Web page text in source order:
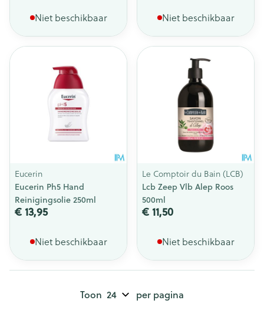
Niet beschikbaar Niet beschikbaar
Eucerin
Eucerin Ph5 Hand
Reinigingsolie 250ml
€ 13,95
Niet beschikbaar
Le Comptoir du Bain (LCB)
Lcb Zeep Vlb Alep Roos
500ml
€ 11,50
Niet beschikbaar
Toon per pagina